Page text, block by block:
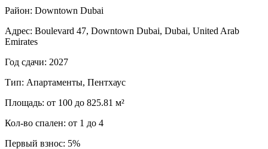
Район: Downtown Dubai
Адрес: Boulevard 47, Downtown Dubai, Dubai, United Arab
Emirates
Год сдачи: 2027
Тип: Апартаменты, Пентхаус
Площадь: от 100 до 825.81 м²
Кол-во спален: от 1 до 4
Первый взнос: 5%